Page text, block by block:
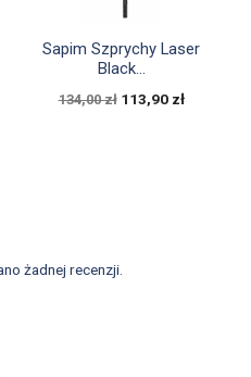
Szybki podgląd
Sapim Szprychy Laser
Black...
134,00 zł 113,90 zł
żadnej recenzji.